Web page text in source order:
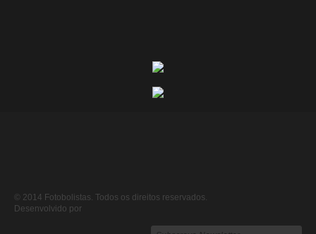
© 2014 Fotobolistas. Todos os direitos reservados.
Desenvolvido por